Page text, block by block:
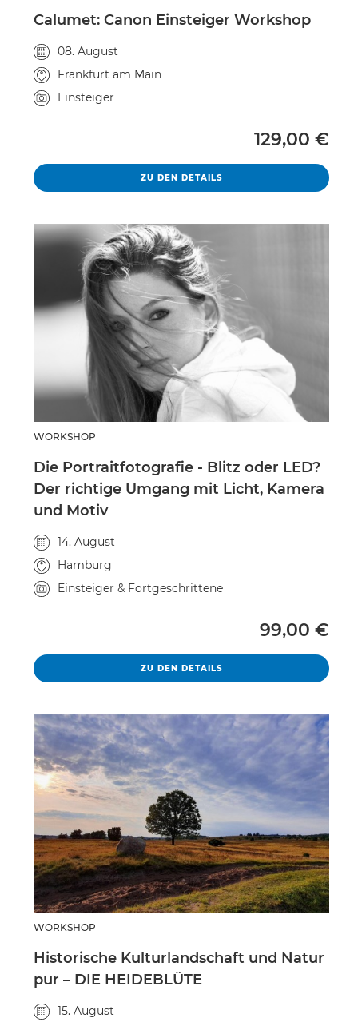
Calumet: Canon Einsteiger Workshop
Veranstaltungsdatum
08. August
Veranstaltungsort
Frankfurt am Main
Kursniveau
Einsteiger
Vollpreis
129,00 €
ZU DEN DETAILSCALUMET: CANON
WORKSHOP
Die Portraitfotografie - Blitz oder LED?
Der richtige Umgang mit Licht, Kamera
und Motiv
Veranstaltungsdatum
14. August
Veranstaltungsort
Hamburg
Kursniveau
Einsteiger & Fortgeschrittene
Vollpreis
99,00 €
ZU DEN DETAILSDIE
WORKSHOP
Historische Kulturlandschaft und Natur
pur – DIE HEIDEBLÜTE
Veranstaltungsdatum
15. August